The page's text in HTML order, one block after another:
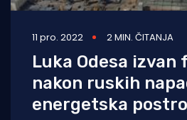
11 pro. 2022 2 MIN. ČITANJA
Luka Odesa izvan
nakon ruskih
energetska